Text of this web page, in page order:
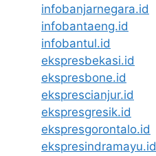
infobanjarnegara.id
infobantaeng.id
infobantul.id
ekspresbekasi.id
ekspresbone.id
eksprescianjur.id
ekspresgresik.id
ekspresgorontalo.id
ekspresindramayu.id